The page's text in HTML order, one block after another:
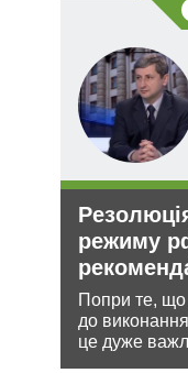
режиму
Попри те, що
до
це дуже